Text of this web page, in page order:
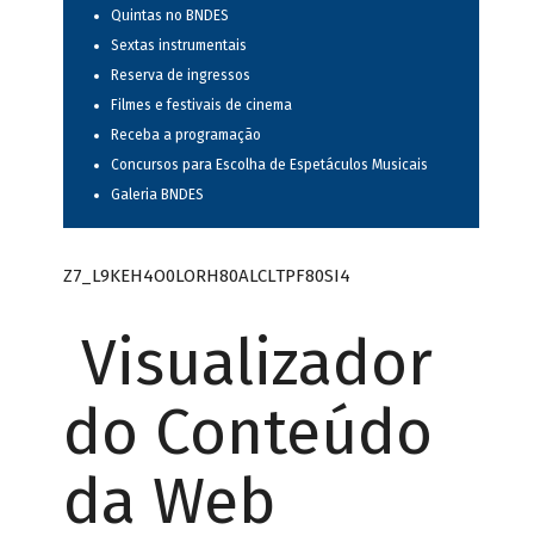
Quintas no BNDES
Sextas instrumentais
Reserva de ingressos
Filmes e festivais de cinema
Receba a programação
Concursos para Escolha de Espetáculos Musicais
Galeria BNDES
Z7_L9KEH4O0LORH80ALCLTPF80SI4
Visualizador
do Conteúdo
da Web